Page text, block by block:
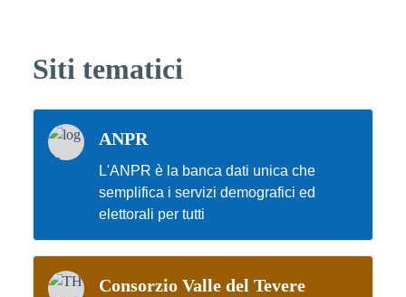
Siti tematici
ANPR
L'ANPR è la banca dati unica che
semplifica i servizi demografici ed
elettorali per tutti
Consorzio Valle del Tevere